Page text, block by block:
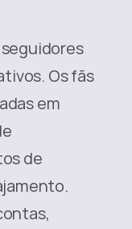
Os fãs
em
de